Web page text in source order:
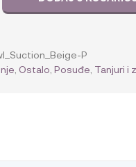
P
Ostalo Posuđe Tanjuri i